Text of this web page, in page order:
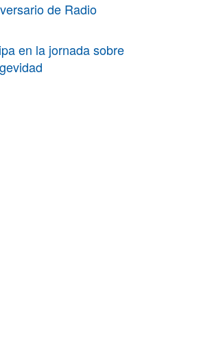
de Radio
en la jornada sobre